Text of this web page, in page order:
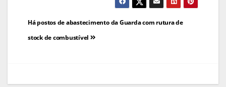
Navegação
de
Há postos de abastecimento da Guarda com rutura de
stock de combustível